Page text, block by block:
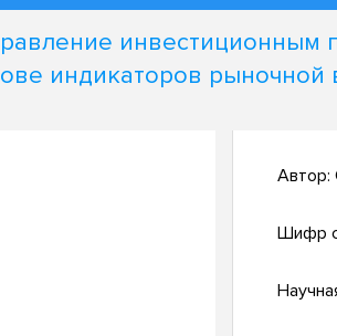
инвестиционным
индикаторов рыночной
Автор:
Шифр